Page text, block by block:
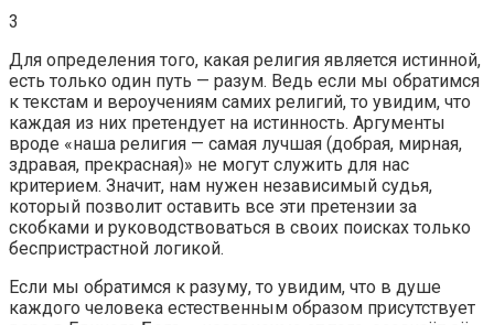
3
Для определения того, какая религия является истинной,
есть только один путь — разум. Ведь если мы обратимся
к текстам и вероучениям самих религий, то увидим, что
каждая из них претендует на истинность. Аргументы
вроде «наша религия — самая лучшая (добрая, мирная,
здравая, прекрасная)» не могут служить для нас
критерием. Значит, нам нужен независимый судья,
который позволит оставить все эти претензии за
скобками и руководствоваться в своих поисках только
беспристрастной логикой.
Если мы обратимся к разуму, то увидим, что в душе
каждого человека естественным образом присутствует